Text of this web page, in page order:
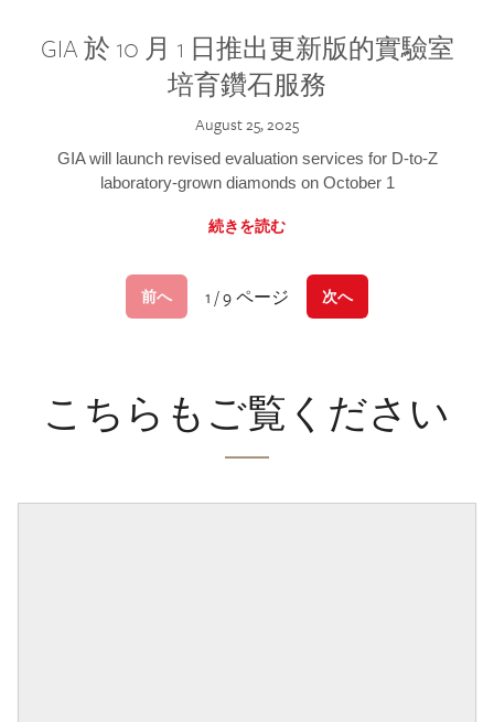
GIA 於 10 月 1 日推出更新版的實驗室
培育鑽石服務
August 25, 2025
GIA will launch revised evaluation services for D-to-Z
laboratory-grown diamonds on October 1
続きを読む
前へ 1 / 9 ページ 次へ
こちらもご覧ください